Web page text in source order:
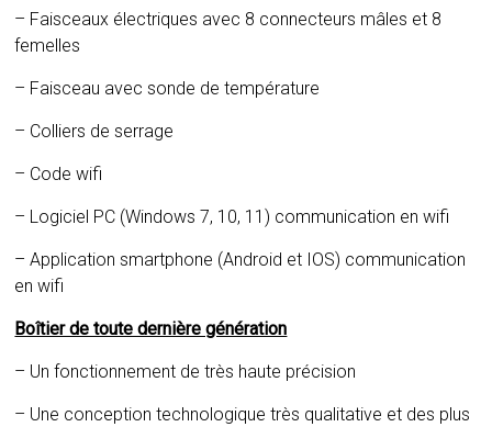
– Faisceaux électriques avec 8 connecteurs mâles et 8
femelles
– Faisceau avec sonde de température
– Colliers de serrage
– Code wifi
– Logiciel PC (Windows 7, 10, 11) communication en wifi
– Application smartphone (Android et IOS) communication
en wifi
Boîtier de toute dernière génération
– Un fonctionnement de très haute précision
– Une conception technologique très qualitative et des plus